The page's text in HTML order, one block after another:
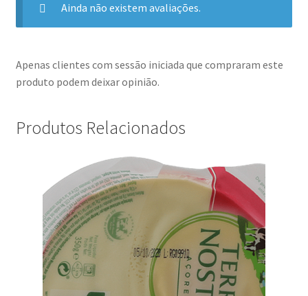
Ainda não existem avaliações.
Apenas clientes com sessão iniciada que compraram este
produto podem deixar opinião.
Produtos Relacionados